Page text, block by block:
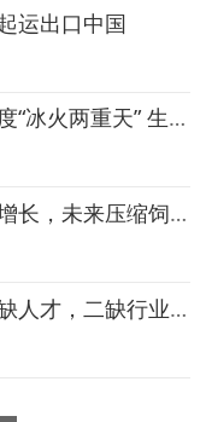
运出口中国
肉鸡、生猪养殖景气度“冰火两重天” 生猪养殖利润连续7个月亏损
我国饲料粮需求持续增长，未来压缩饲料蛋白缺口3110万吨
宠物医疗监管难，一缺人才，二缺行业标准